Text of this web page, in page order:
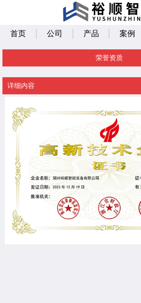
首页 公司 产品 案例
荣誉资质
详细内容